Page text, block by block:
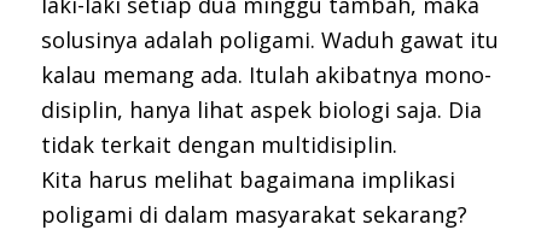
solusinya adalah poligami. Waduh gawat itu
kalau memang ada. Itulah akibatnya mono-
disiplin, hanya lihat aspek biologi saja. Dia
tidak terkait dengan multidisiplin.
Kita harus melihat bagaimana implikasi
poligami di dalam masyarakat sekarang?